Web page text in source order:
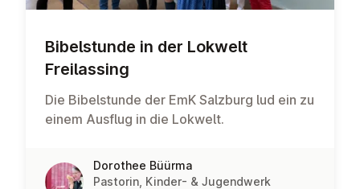
Bibel­s­tunde in der Lokwelt
Freilassing
Die Bibelstunde der EmK Salzburg lud ein zu
einem Ausflug in die Lokwelt.
Dorothee Büürma
Pastorin, Kinder- & Jugendwerk